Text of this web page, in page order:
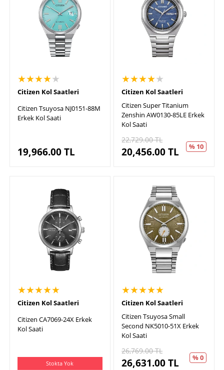
★★★★★
Citizen Kol Saatleri
Citizen Tsuyosa NJ0151-88M
Erkek Kol Saati
19,966.00TL
★★★★★
Citizen Kol Saatleri
Citizen Super Titanium
Zenshin AW0130-85LE Erkek
Kol Saati
22,729.00TL
20,456.00TL % 10
★★★★★
Citizen Kol Saatleri
Citizen CA7069-24X Erkek
Kol Saati
Stokta Yok
★★★★★
Citizen Kol Saatleri
Citizen Tsuyosa Small
Second NK5010-51X Erkek
Kol Saati
26,769.00TL
26,631.00TL % 0